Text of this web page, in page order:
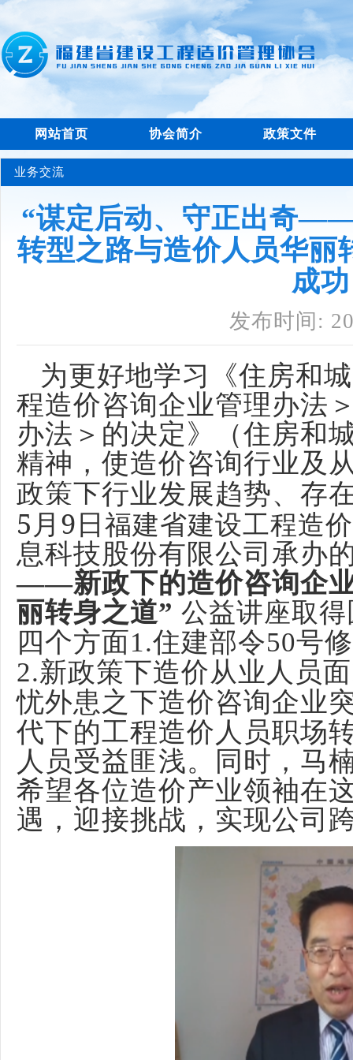
网站首页 协会简介 政策文件
业务交流
“谋定后动、守正出奇
转型之路与造价人员华丽
成
发布时间:
为更好地学习《住房和
程造价咨询企业管理办法
办法＞的决定》（住房和
精神，使造价咨询行业及
政策下行业发展趋势、存
5月9日福建省建设工程造
息科技股份有限公司承办
——新政下的造价咨询企
丽转身之道” 公益讲座取得
四个方面1.住建部令50号
2.新政策下造价从业人员
忧外患之下造价咨询企业
代下的工程造价人员职场
人员受益匪浅。同时，马
希望各位造价产业领袖在
遇，迎接挑战，实现公司